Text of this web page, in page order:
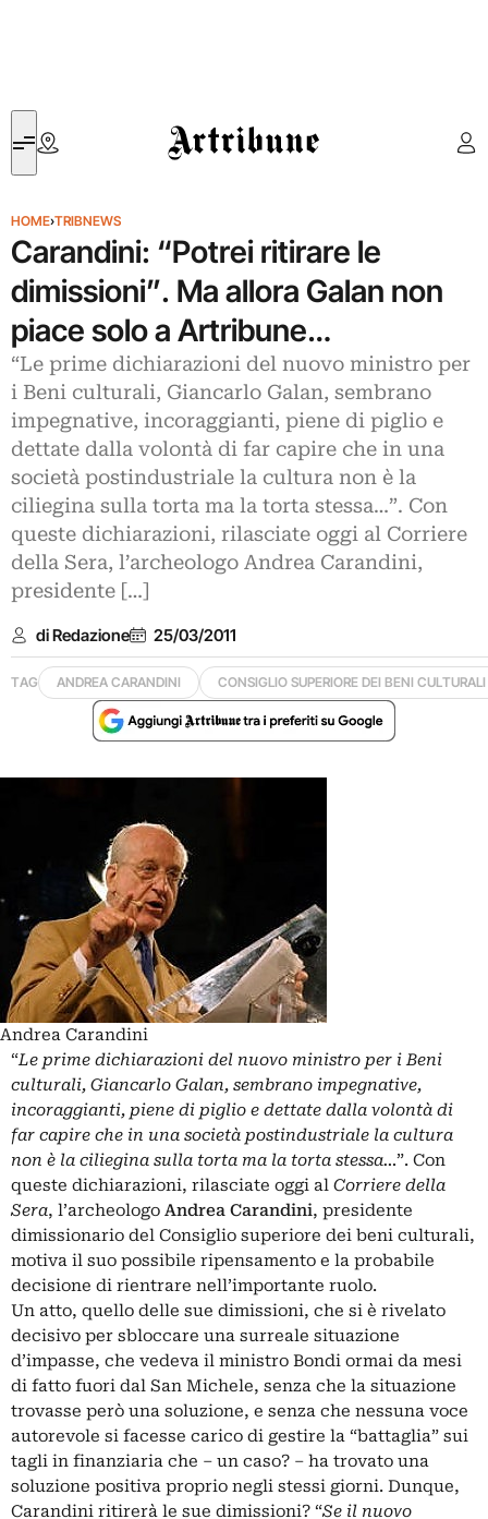
Artribune
HOME›TRIBNEWS
Carandini: “Potrei ritirare le
dimissioni”. Ma allora Galan non
piace solo a Artribune…
“Le prime dichiarazioni del nuovo ministro per
i Beni culturali, Giancarlo Galan, sembrano
impegnative, incoraggianti, piene di piglio e
dettate dalla volontà di far capire che in una
società postindustriale la cultura non è la
ciliegina sulla torta ma la torta stessa…”. Con
queste dichiarazioni, rilasciate oggi al Corriere
della Sera, l’archeologo Andrea Carandini,
presidente […]
di Redazione 25/03/2011
TAG ANDREA CARANDINI CONSIGLIO SUPERIORE DEI BENI CULTURALI
Andrea Carandini
“Le prime dichiarazioni del nuovo ministro per i Beni
culturali, Giancarlo Galan, sembrano impegnative,
incoraggianti, piene di piglio e dettate dalla volontà di
far capire che in una società postindustriale la cultura
non è la ciliegina sulla torta ma la torta stessa…”. Con
queste dichiarazioni, rilasciate oggi al Corriere della
Sera, l’archeologo Andrea Carandini, presidente
dimissionario del Consiglio superiore dei beni culturali,
motiva il suo possibile ripensamento e la probabile
decisione di rientrare nell’importante ruolo.
Un atto, quello delle sue dimissioni, che si è rivelato
decisivo per sbloccare una surreale situazione
d’impasse, che vedeva il ministro Bondi ormai da mesi
di fatto fuori dal San Michele, senza che la situazione
trovasse però una soluzione, e senza che nessuna voce
autorevole si facesse carico di gestire la “battaglia” sui
tagli in finanziaria che – un caso? – ha trovato una
soluzione positiva proprio negli stessi giorni. Dunque,
Carandini ritirerà le sue dimissioni? “Se il nuovo